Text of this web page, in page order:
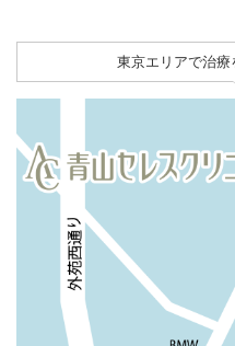
東京エリアで治療